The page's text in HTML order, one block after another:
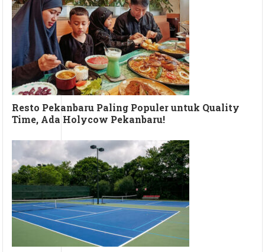
Resto Pekanbaru Paling Populer untuk Quality
Time, Ada Holycow Pekanbaru!